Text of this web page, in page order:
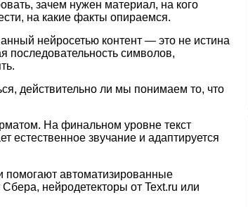
зачем нужен материал, на кого
на какие факты опираемся.
нейросетью контент — это не истина
последовательность символов,
действительно ли мы понимаем то, что
На финальном уровне текст
естественное звучание и адаптируется
помогают автоматизированные
нейродетекторы от Text.ru или